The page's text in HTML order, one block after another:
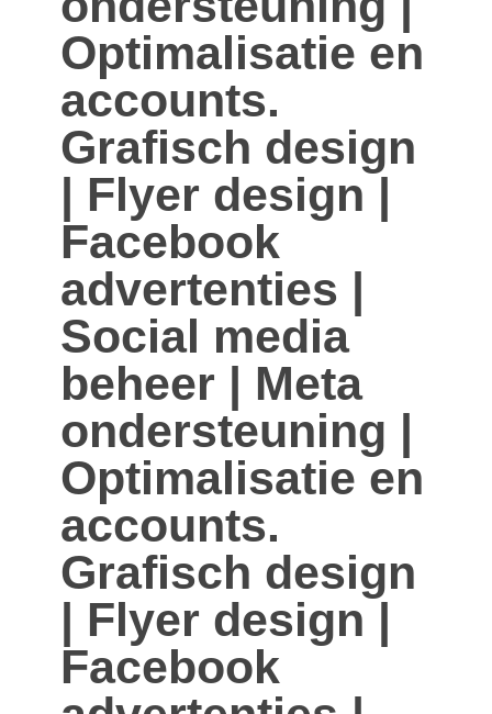
Optimalisatie en
accounts.
Grafisch design
| Flyer design |
Facebook
advertenties |
Social media
beheer | Meta
ondersteuning |
Optimalisatie en
accounts.
Grafisch design
| Flyer design |
Facebook